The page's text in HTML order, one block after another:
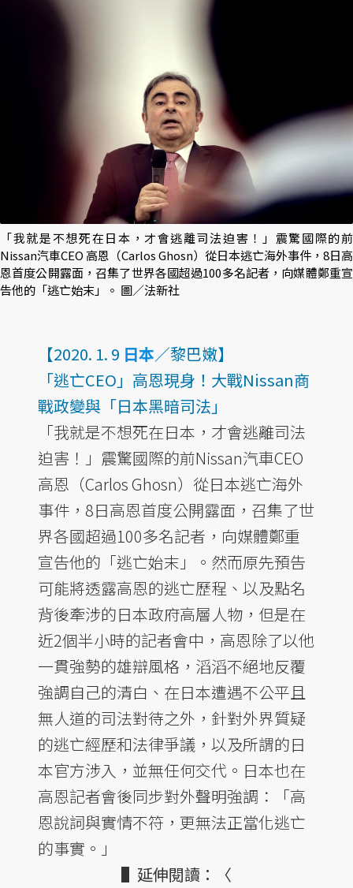
「我就是不想死在日本，才會逃離司法迫害！」震驚國際的前
Nissan汽車CEO 高恩（Carlos Ghosn）從日本逃亡海外事件，8日高
恩首度公開露面，召集了世界各國超過100多名記者，向媒體鄭重宣
告他的「逃亡始末」。 圖／法新社
【2020. 1. 9 日本／黎巴嫩】
「逃亡CEO」高恩現身！大戰Nissan商
戰政變與「日本黑暗司法」
「我就是不想死在日本，才會逃離司法
迫害！」震驚國際的前Nissan汽車CEO
高恩（Carlos Ghosn）從日本逃亡海外
事件，8日高恩首度公開露面，召集了世
界各國超過100多名記者，向媒體鄭重
宣告他的「逃亡始末」。然而原先預告
可能將透露高恩的逃亡歷程、以及點名
背後牽涉的日本政府高層人物，但是在
近2個半小時的記者會中，高恩除了以他
一貫強勢的雄辯風格，滔滔不絕地反覆
強調自己的清白、在日本遭遇不公平且
無人道的司法對待之外，針對外界質疑
的逃亡經歷和法律爭議，以及所謂的日
本官方涉入，並無任何交代。日本也在
高恩記者會後同步對外聲明強調：「高
恩說詞與實情不符，更無法正當化逃亡
的事實。」
▌延伸閱讀：〈